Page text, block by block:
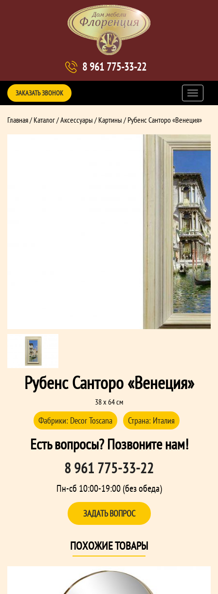
8 961 775-33-22
ЗАКАЗАТЬ ЗВОНОК
Главная/ Каталог/Аксессуары / Картины / Рубенс Санторо «Венеция»
Рубенс Санторо «Венеция»
38 x 64 см
Фабрики: Decor Toscana Страна: Италия
Есть вопросы? Позвоните нам!
8 961 775-33-22
Пн-сб 10:00-19:00 (без обеда)
ЗАДАТЬ ВОПРОС
ПОХОЖИЕ ТОВАРЫ